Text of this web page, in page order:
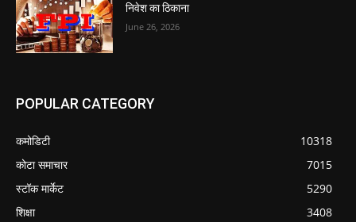
निवेश का ठिकाना
June 26, 2026
POPULAR CATEGORY
कमोडिटी
10318
कोटा समाचार
7015
स्टॉक मार्केट
5290
शिक्षा
3408